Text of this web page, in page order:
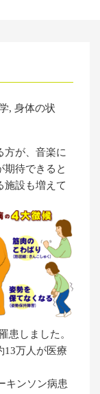
, 身体の状
が、音楽に
期待できると
施設も増えて
患しました。
13万人が医療
キンソン病患